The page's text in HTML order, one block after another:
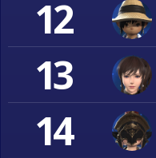
12
13
14